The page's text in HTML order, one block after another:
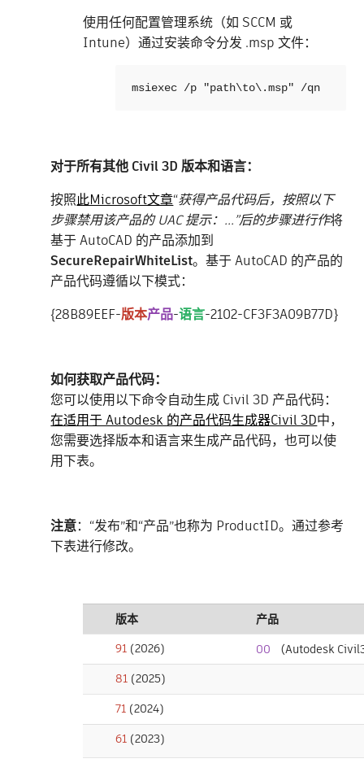
使用任何配置管理系统（如 SCCM 或
Intune）通过安装命令分发 .msp 文件：
msiexec /p "path\to\.msp" /qn
对于所有其他 Civil 3D 版本和语言：
按照此Microsoft文章“获得产品代码后，按照以下
步骤禁用该产品的 UAC 提示：...”后的步骤进行作将
基于 AutoCAD 的产品添加到
SecureRepairWhiteList。基于 AutoCAD 的产品的
产品代码遵循以下模式：
{28B89EEF-版本产品-语言-2102-CF3F3A09B77D}
如何获取产品代码：
您可以使用以下命令自动生成 Civil 3D 产品代码：
在适用于 Autodesk 的产品代码生成器Civil 3D中，
您需要选择版本和语言来生成产品代码，也可以使
用下表。
注意：“发布”和“产品”也称为 ProductID。通过参考
下表进行修改。
版本
产品
91 (2026) 00
（Autodesk
81 (2025)
71 (2024)
61 (2023)